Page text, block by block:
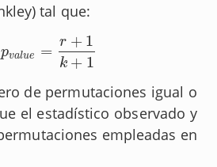
tal que:
pvalue =
r + 1
k + 1
pvalue =r +1k+1
de permutaciones igual o
el estadístico observado y
empleadas en